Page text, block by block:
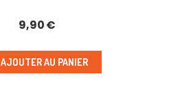
9,90€
AJOUTER AU PANIER